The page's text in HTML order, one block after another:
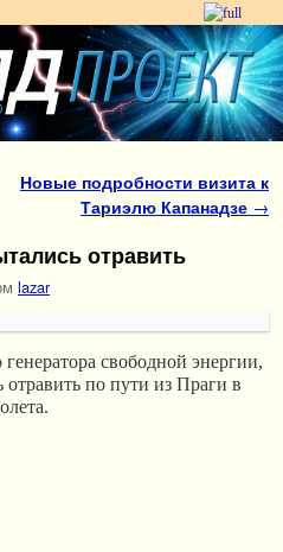
Новые подробности визита к
Тариэлю Капанадзе →
отравить
lazar
свободной энергии,
по пути из Праги в